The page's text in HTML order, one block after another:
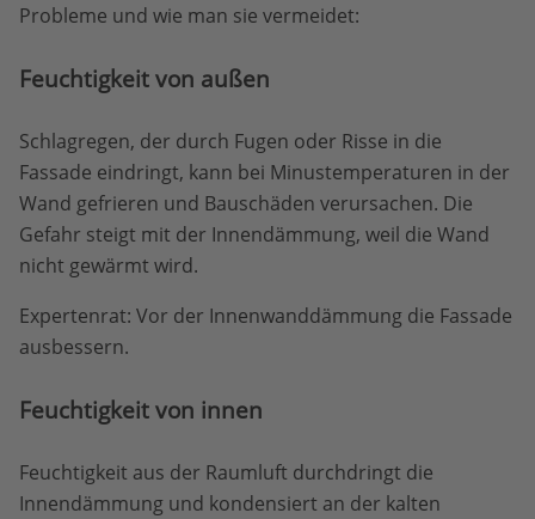
Probleme und wie man sie vermeidet:
Feuchtigkeit von außen
Schlagregen, der durch Fugen oder Risse in die
Fassade eindringt, kann bei Minustemperaturen in der
Wand gefrieren und Bauschäden verursachen. Die
Gefahr steigt mit der Innendämmung, weil die Wand
nicht gewärmt wird.
Expertenrat: Vor der Innenwanddämmung die Fassade
ausbessern.
Feuchtigkeit von innen
Feuchtigkeit aus der Raumluft durchdringt die
Innendämmung und kondensiert an der kalten